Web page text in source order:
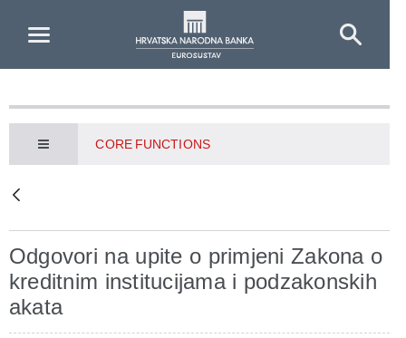
CORE FUNCTIONS
Odgovori na upite o primjeni Zakona o
kreditnim institucijama i podzakonskih
akata